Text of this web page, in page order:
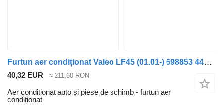
Furtun aer condiționat Valeo LF45 (01.01-) 698853 44511 pentru cap tractor DAF LF45, LF55, LF180, CF65, CF75, CF85 (2001-)
40,32 EUR ≈ 211,60 RON
Aer conditionat auto și piese de schimb - furtun aer
condiționat